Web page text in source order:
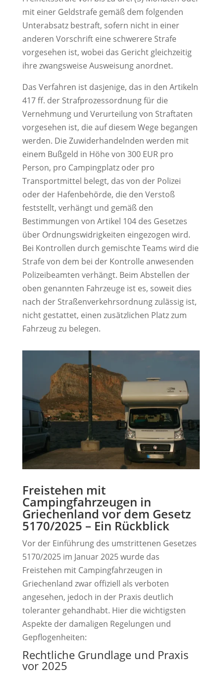
mit einer Geldstrafe gemäß dem folgenden
Unterabsatz bestraft, sofern nicht in einer
anderen Vorschrift eine schwerere Strafe
vorgesehen ist, wobei das Gericht gleichzeitig
ihre zwangsweise Ausweisung anordnet.
Das Verfahren ist dasjenige, das in den Artikeln
417 ff. der Strafprozessordnung für die
Vernehmung und Verurteilung von Straftaten
vorgesehen ist, die auf diesem Wege begangen
werden. Die Zuwiderhandelnden werden mit
einem Bußgeld in Höhe von 300 EUR pro
Person, pro Campingplatz oder pro
Transportmittel belegt, das von der Polizei
oder der Hafenbehörde, die den Verstoß
feststellt, verhängt und gemäß den
Bestimmungen von Artikel 104 des Gesetzes
über Ordnungswidrigkeiten eingezogen wird.
Bei Kontrollen durch gemischte Teams wird die
Strafe von dem bei der Kontrolle anwesenden
Polizeibeamten verhängt. Beim Abstellen der
oben genannten Fahrzeuge ist es, soweit dies
nach der Straßenverkehrsordnung zulässig ist,
nicht gestattet, einen zusätzlichen Platz zum
Fahrzeug zu belegen.
Freistehen mit
Campingfahrzeugen in
Griechenland vor dem Gesetz
5170/2025 – Ein Rückblick
Vor der Einführung des umstrittenen Gesetzes
5170/2025 im Januar 2025 wurde das
Freistehen mit Campingfahrzeugen in
Griechenland zwar offiziell als verboten
angesehen, jedoch in der Praxis deutlich
toleranter gehandhabt. Hier die wichtigsten
Aspekte der damaligen Regelungen und
Gepflogenheiten:
Rechtliche Grundlage und Praxis
vor 2025